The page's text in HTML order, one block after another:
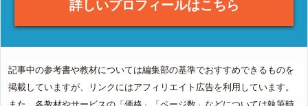
詳しいプロフィールはこちら
記事中の参考書や教材については編集部の基準でおすすめできるものを
掲載していますが、リンクにはアフィリエイト広告を利用しています。